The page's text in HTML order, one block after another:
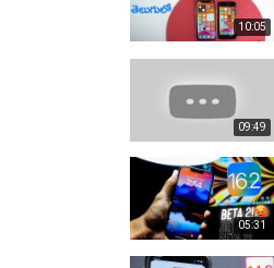
10:05
09:49
05:31